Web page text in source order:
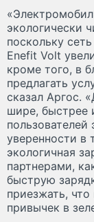
экологически
поскольку
Enefit Volt
кроме того, в
предлагать
сказал Аргос.
шире, быстрее
уверенности в
экологичная
партнерами,
быструю
приезжать,
привычек в